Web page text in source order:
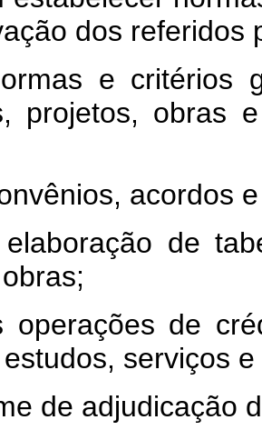
dos referidos
e critérios
projetos, obras
acordos
de
operações de
serviços
de adjudicação